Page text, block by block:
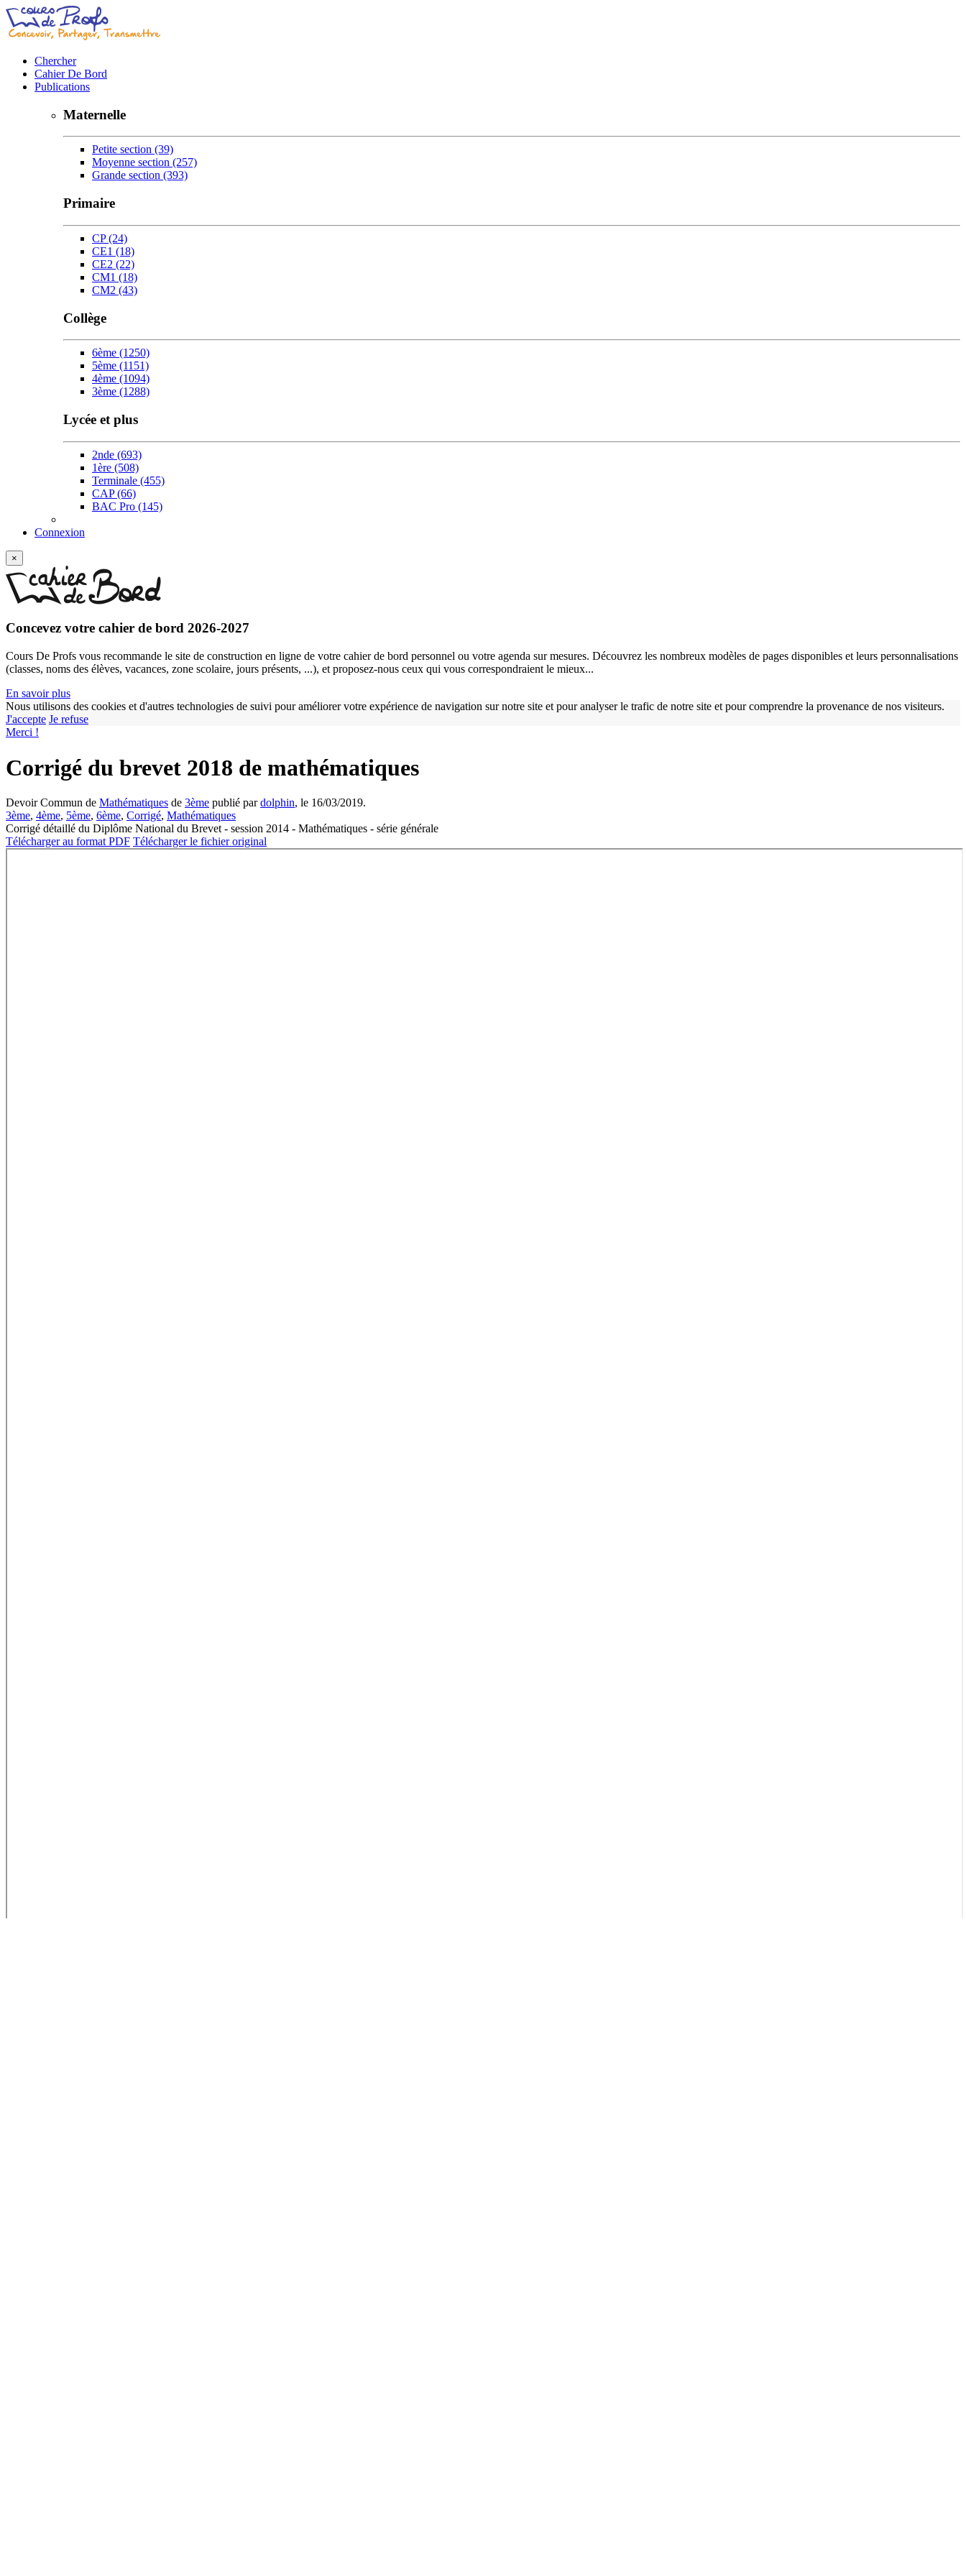
Chercher
Cahier De Bord
Publications
Maternelle
Petite section (39)
Moyenne section (257)
Grande section (393)
Primaire
CP(24)
CE1 (18)
CE2 (22)
CM1 (18)
CM2 (43)
Collège
6ème (1250)
5ème (1151)
4ème (1094)
3ème (1288)
Lycée et plus
2nde (693)
1ère (508)
Terminale (455)
CAP(66)
BAC Pro (145)
Connexion
×
Concevez votre cahier de bord 2026-2027
Cours De Profs vous recommande le site de construction en ligne de votre cahier de bord personnel ou votre agenda sur mesures. Découvrez les nombreux modèles de pages disponibles et leurs personnalisations
(classes, noms des élèves, vacances, zone scolaire, jours présents, ...), et proposez-nous ceux qui vous correspondraient le mieux...
En savoir plus
Nous utilisons des cookies et d'autres technologies de suivi pour améliorer votre expérience de navigation sur notre site et pour analyser le trafic de notre site et pour comprendre la provenance de nos visiteurs.
J'accepte Je refuse
Merci !
Corrigé du brevet 2018 de mathématiques
Devoir Commun de Mathématiques de 3ème publié pardolphin, le 16/03/2019.
3ème, 4ème, 5ème, 6ème, Corrigé, Mathématiques
Corrigé détaillé du Diplôme National du Brevet - session 2014 - Mathématiques - série générale
Télécharger au format PDF Télécharger le fichier original